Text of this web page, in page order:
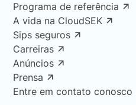
Programa de referência
A vida na CloudSEK
Sips seguros
Carreiras
Anúncios
Prensa
Entre em contato conosco